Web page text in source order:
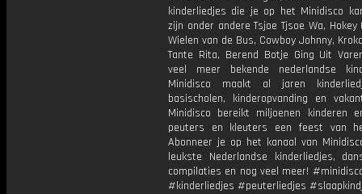
kinderliedjes die je op het Minidisco
zijn onder andere Tsjoe Tjsoe Wa, Hokey
Wielen van de Bus, Cowboy Johnny,
Tante Rita, Berend Botje Ging Uit
veel meer bekende nederlandse
Minidisco maakt al jaren
basischolen, kinderopvanding en
Minidisco bereikt miljoenen kinderen
peuters en kleuters een feest van
Abonneer je op het kanaal van
leukste Nederlandse kinderliedjes,
compilaties en nog veel meer!
#kinderliedjes #peuterliedjes